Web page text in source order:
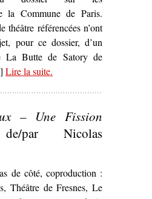
la Commune de Paris.
théâtre référencées n’ont
pour ce dossier, d’un
La Butte de Satory de
Lire la suite– ‘La Commune dans les
.
– Une Fission
par Nicolas
de côté, coproduction :
Théâtre de Fresnes, Le